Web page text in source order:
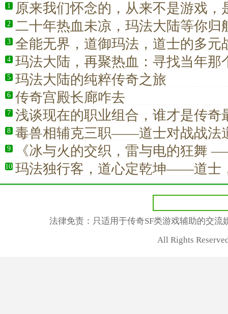
1
原来我们怀念的，从来不是游戏，
己
2 二十年热血未凉，玛法大陆等你归
3 全能无界，道御玛法，道士的多元
4 玛法大陆，再聚热血：寻找当年那
的兄弟
5 玛法大陆的纯粹传奇之旅
6 传奇宫殿长廊咋去
7 浅谈现在的职业组合，谁才是传奇
8 毒兽相辅克三职——道士对战战法
实战详解
9
《冰与火的交织，雷与电的狂舞
全解析》
10 玛法独行客，道心定乾坤——道士
有风骨的职业
法律免责：只适用于传奇SF类游戏辅助的交
All Rights